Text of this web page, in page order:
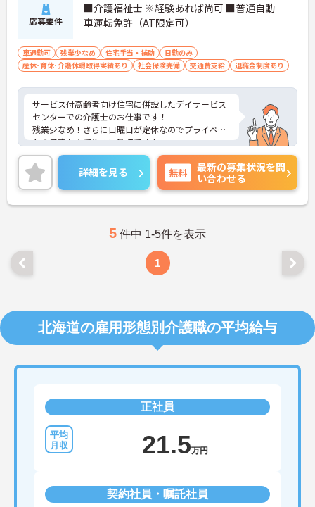
応募要件
■介護福祉士 ※経験あれば尚可 ■普通自動
車運転免許（AT限定可）
車通勤可 残業少なめ 住宅手当・補助
日勤のみ
産休･育休･介護休暇取得実績あり
社会保険完備 交通費支給 退職金制度あり
サービス付高齢者向け住宅に併設したデイサービス
センターでの介護士のお仕事です！
残業少なめ！さらに日曜日が定休なのでプライベー
トの予定も立てやすい環境です！
ご興味ある方には、面接のポイントなど、さらに詳
細をお話致しますのでお気軽にご相談ください。
詳細を見る 無料
最新の募集状況を問
い合わせる
5 件中 1-5件を表示
1
北海道の雇用形態別介護職の平均給与
正社員
21.5万円
契約社員・嘱託社員